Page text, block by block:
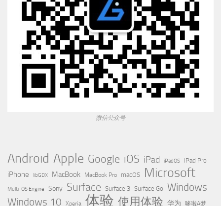
微信公众号
Android Apple Google iOS iPad iPadOS iPad Pro
iPhone libGDX MacBook MacBook Pro macOS Microsoft
Multi-OS Engine Sony Surface Surface 3 Surface Go Windows
Windows 10 Xperia 体验 使用体验 华为 哆啦A梦